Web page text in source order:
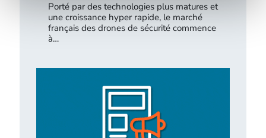
Porté par des technologies plus matures et
une croissance hyper rapide, le marché
français des drones de sécurité commence
à…